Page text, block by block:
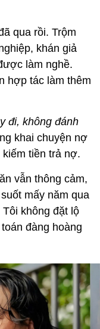
qua rồi. Trộm
khán giả
làm nghề.
hợp tác làm thêm
đi, không đánh
khai chuyện nợ
tiền trả nợ.
vẫn thông cảm,
mấy năm qua
không đặt lộ
đàng hoàng